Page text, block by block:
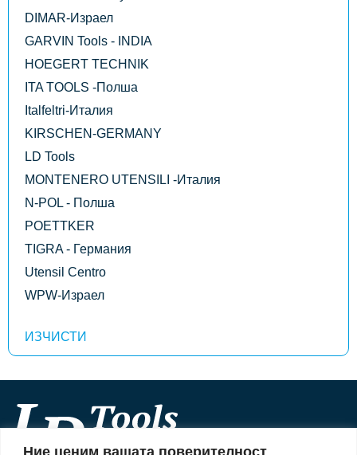
Ние ценим вашата поверителност
DIMAR-Израел
GARVIN Tools - INDIA
HOEGERT TECHNIK
ITA TOOLS -Полша
Italfeltri-Италия
KIRSCHEN-GERMANY
LD Tools
MONTENERO UTENSILI -Италия
N-POL - Полша
POETTKER
TIGRA - Германия
Utensil Centro
WPW-Израел